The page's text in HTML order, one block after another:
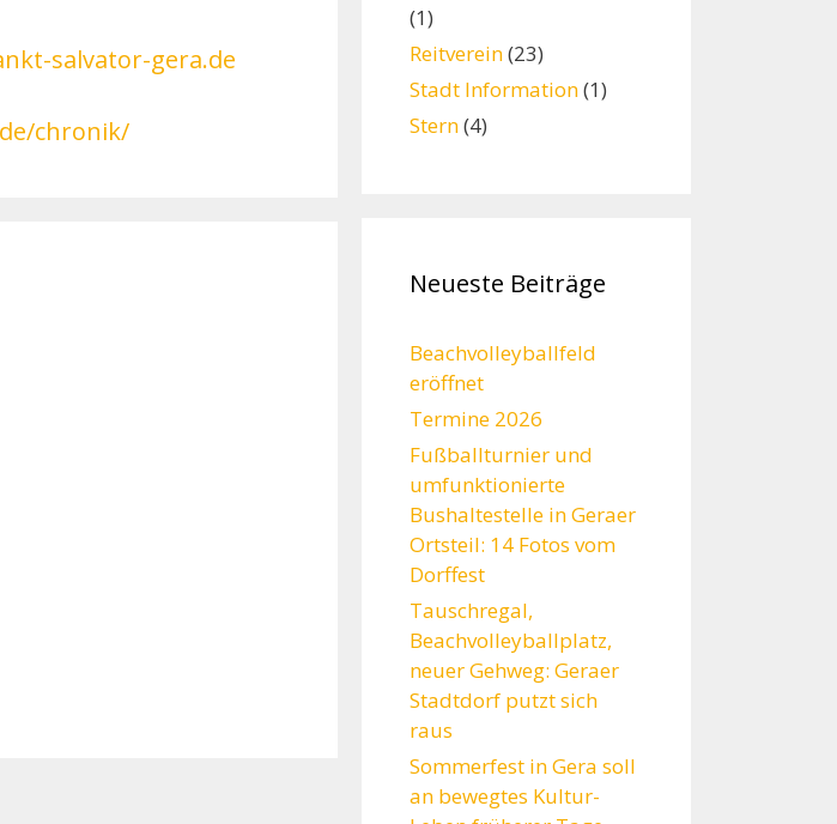
salvator-gera.de
chronik/
(1)
Reitverein(23)
Stadt Information(1)
Stern(4)
Neueste Beiträge
Beachvolleyballfeld
eröffnet
Termine 2026
Fußballturnier und
umfunktionierte
Bushaltestelle in Geraer
Ortsteil: 14 Fotos vom
Dorffest
Tauschregal,
Beachvolleyballplatz,
neuer Gehweg: Geraer
Stadtdorf putzt sich
raus
Sommerfest in Gera soll
an bewegtes Kultur-